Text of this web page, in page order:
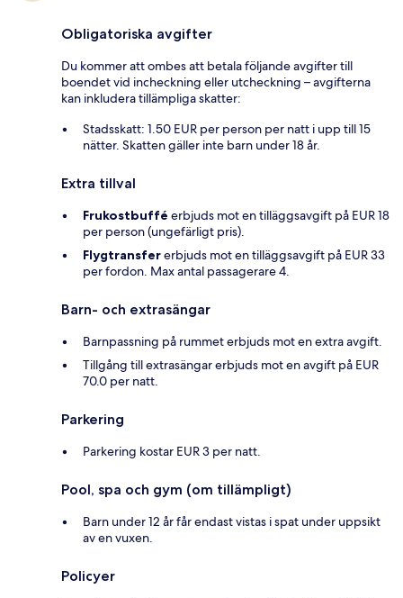
Obligatoriska avgifter
Du kommer att ombes att betala följande avgifter till
boendet vid incheckning eller utcheckning – avgifterna
kan inkludera tillämpliga skatter:
Stadsskatt: 1.50 EUR per person per natt i upp till 15
nätter. Skatten gäller inte barn under 18 år.
Extra tillval
Frukostbuffé erbjuds mot en tilläggsavgift på EUR 18
per person (ungefärligt pris).
Flygtransfererbjuds mot en tilläggsavgift på EUR 33
per fordon. Max antal passagerare 4.
Barn- och extrasängar
Barnpassning på rummet erbjuds mot en extra avgift.
Tillgång till extrasängar erbjuds mot en avgift på EUR
70.0 per natt.
Parkering
Parkering kostar EUR 3 per natt.
Pool, spa och gym (om tillämpligt)
Barn under 12 år får endast vistas i spat under uppsikt
av en vuxen.
Policyer